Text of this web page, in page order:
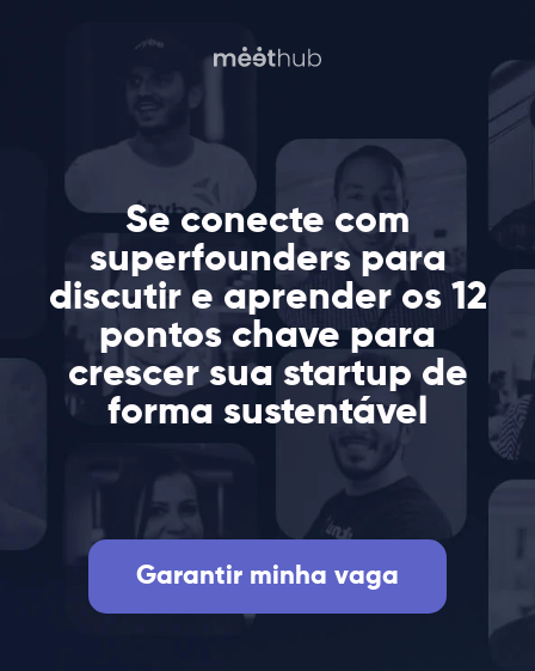
Se conecte com
superfounders para
discutir e aprender os 12
pontos chave para
crescer sua startup de
forma sustentável
Garantir minha vaga